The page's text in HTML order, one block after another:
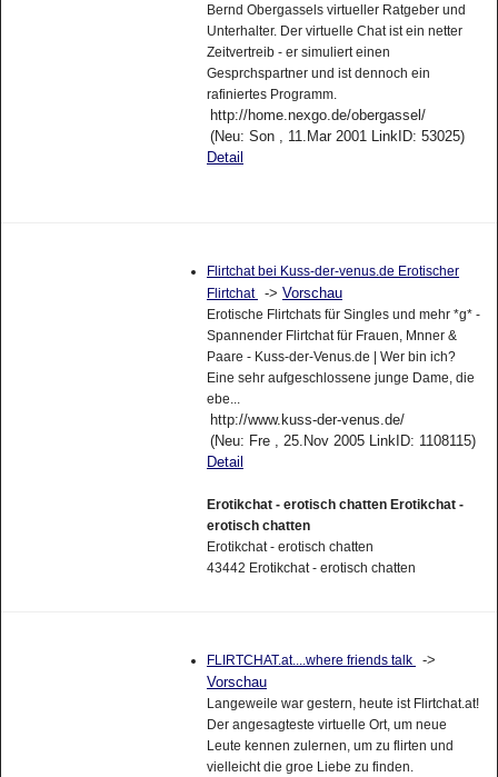
Bernd Obergassels virtueller Ratgeber und
Unterhalter. Der virtuelle Chat ist ein netter
Zeitvertreib - er simuliert einen
Gesprchspartner und ist dennoch ein
rafiniertes Programm.
http://home.nexgo.de/obergassel/
(Neu: Son , 11.Mar 2001 LinkID: 53025)
Detail
Flirtchat bei Kuss-der-venus.de Erotischer
Flirtchat -> Vorschau
Erotische Flirtchats für Singles und mehr *g* -
Spannender Flirtchat für Frauen, Mnner &
Paare - Kuss-der-Venus.de | Wer bin ich?
Eine sehr aufgeschlossene junge Dame, die
ebe...
http://www.kuss-der-venus.de/
(Neu: Fre , 25.Nov 2005 LinkID: 1108115)
Detail
Erotikchat - erotisch chatten Erotikchat -
erotisch chatten
Erotikchat - erotisch chatten
43442 Erotikchat - erotisch chatten
FLIRTCHAT.at....where friends talk
->
Vorschau
Langeweile war gestern, heute ist Flirtchat.at!
Der angesagteste virtuelle Ort, um neue
Leute kennen zulernen, um zu flirten und
vielleicht die groe Liebe zu finden.